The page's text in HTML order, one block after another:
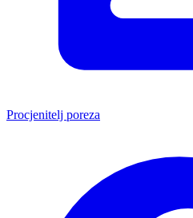
Procjenitelj poreza